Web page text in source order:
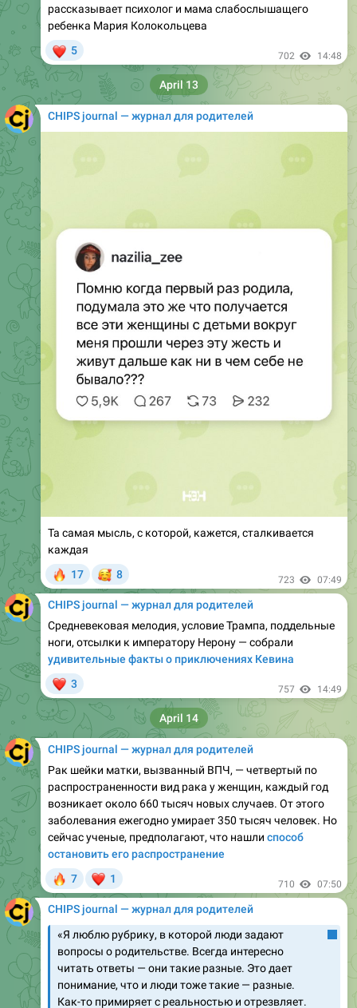
5
CHIPS journal — журнал для родителей
Та самая мысль, с которой, кажется, сталкивается
каждая
17 8
CHIPS journal — журнал для родителей
Средневековая мелодия, условие Трампа, поддельные
ноги, отсылки к императору Нерону — собрали
удивительные факты о приключениях Кевина
3 757
CHIPS journal — журнал для родителей
Рак шейки матки, вызванный ВПЧ, — четвертый по
распространенности вид рака у женщин, каждый год
возникает около 660 тысяч новых случаев. От этого
заболевания ежегодно умирает 350 тысяч человек. Но
сейчас ученые, предполагают, что нашлиспособ
остановить его распространение
7 1
CHIPS journal — журнал для родителей
«Я люблю рубрику, в которой люди задают
вопросы о родительстве. Всегда интересно
читать ответы — они такие разные. Это дает
понимание, что и люди тоже такие — разные.
Как-то примиряет с реальностью и отрезвляет.
Но кое-что в этой рубрике кажется мне до боли